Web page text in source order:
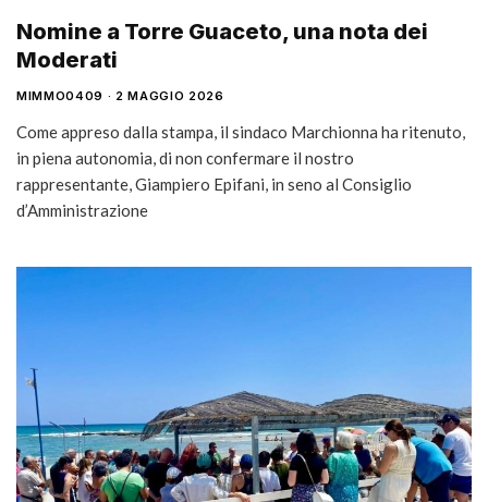
Nomine a Torre Guaceto, una nota dei
Moderati
MIMMO0409 2 MAGGIO 2026
Come appreso dalla stampa, il sindaco Marchionna ha ritenuto,
in piena autonomia, di non confermare il nostro
rappresentante, Giampiero Epifani, in seno al Consiglio
d’Amministrazione